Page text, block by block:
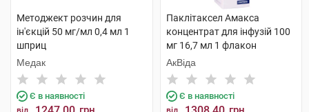
Методжект розчин для
ін'єкцій 50 мг/мл 0,4 мл 1
шприц
Медак
Є в наявності
Паклітаксел Амакса
концентрат для інфузій 100
мг 16,7 мл 1 флакон
АкВіда
Є в наявності